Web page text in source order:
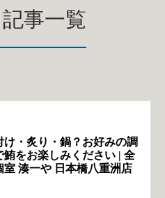
事一覧
け・炙り・鍋？お好みの調
鮪をお楽しみください | 全
室 湊一や 日本橋八重洲店